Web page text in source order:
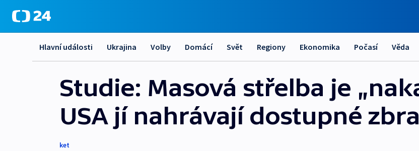
Hlavní události Ukrajina Volby Domácí Svět Regiony Ekonomika Počasí Věda
Studie: Masová střelba je
USA jí nahrávají dostupné
ket